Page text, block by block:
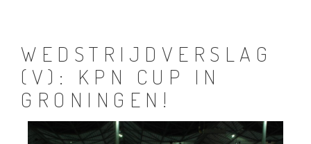
WEDSTRIJDVERSLAG
(V): KPN CUP IN
GRONINGEN!